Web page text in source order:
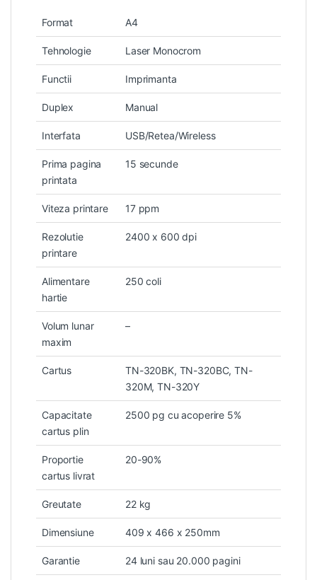
Format A4
Tehnologie Laser Monocrom
Functii Imprimanta
Duplex Manual
Interfata USB/Retea/Wireless
Prima pagina
printata
15 secunde
Viteza printare 17 ppm
Rezolutie
printare
2400 x 600 dpi
Alimentare
hartie
250 coli
Volum lunar
maxim
–
Cartus
TN-320BK, TN-320BC, TN-
320M, TN-320Y
Capacitate
cartus plin
2500 pg cu acoperire 5%
Proportie
cartus livrat
20-90%
Greutate 22 kg
Dimensiune 409 x 466 x 250mm
Garantie 24 luni sau 20.000 pagini